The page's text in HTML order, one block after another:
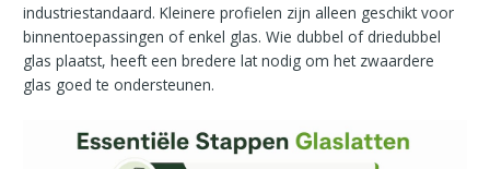
industriestandaard. Kleinere profielen zijn alleen geschikt voor
binnentoepassingen of enkel glas. Wie dubbel of driedubbel
glas plaatst, heeft een bredere lat nodig om het zwaardere
glas goed te ondersteunen.